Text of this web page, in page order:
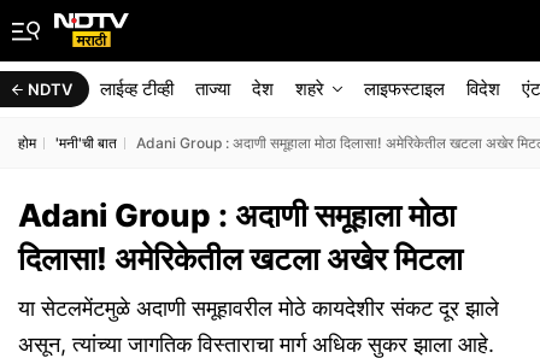
NDTV लाईव्ह टीव्ही ताज्या देश शहरे लाइफस्टाइल विदेश
होम 'मनी'ची बात Adani Group : अदाणी समूहाला मोठा दिलासा! अमेरिकेतील खटला अखेर
Adani Group : अदाणी समूहाला मोठा
दिलासा! अमेरिकेतील खटला अखेर मिटला
या सेटलमेंटमुळे अदाणी समूहावरील मोठे कायदेशीर संकट दूर झाले
असून, त्यांच्या जागतिक विस्ताराचा मार्ग अधिक सुकर झाला आहे.